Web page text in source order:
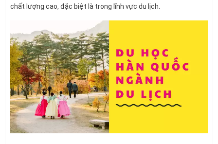
chất lượng cao, đặc biệt là trong lĩnh vực du lịch.